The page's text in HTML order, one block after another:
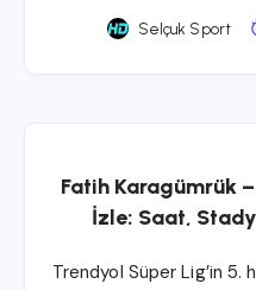
Selçuk Sport
Fatih Karagümrük
İzle: Saat,
Trendyol Süper Lig’in 5.